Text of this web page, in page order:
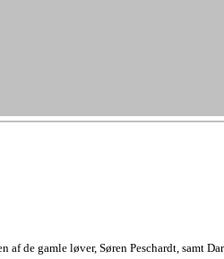
de gamle løver, Søren Peschardt, samt